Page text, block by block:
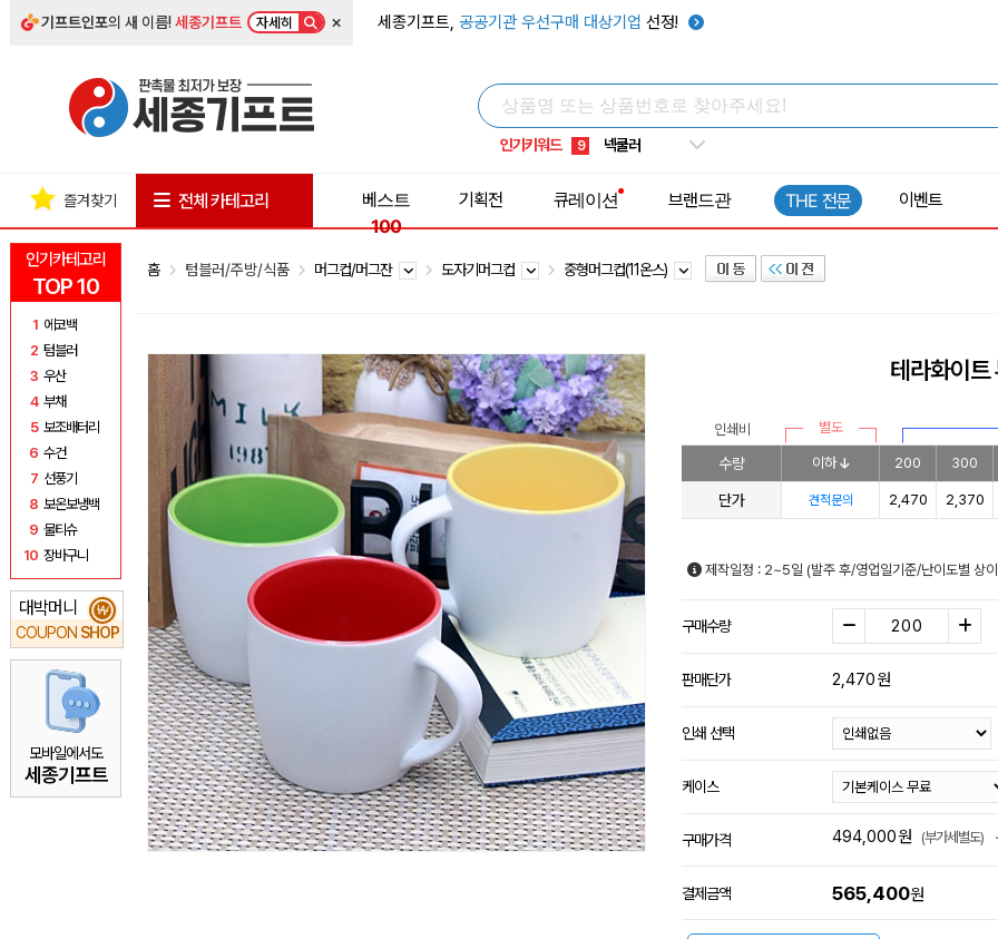
기프트인포의 새 이름!세종기프트 자세히 × 세종기프트, 공공기관 우선구매 대상기업 선정!
인기키워드
6 우산
9 넥쿨러
10 타포린가방
인기카테고리
TOP 10
1 에코백
2 텀블러
3 우산
4 부채
5 보조배터리
6 수건
7 선풍기
8 보온보냉백
9 물티슈
10 장바구니
대박머니
COUPON SHOP
₩
모바일에서도
세종기프트
즐겨찾기 전체 카테고리
베스트
100
기획전 큐레이션 브랜드관 THE 전문 이벤트
홈 텀블러/주방/식품 머그컵/머그잔 도자기머그컵 중형머그컵(11온스)
테라화이트
인쇄비 별도
수량 이하 200 300
단가 견적문의 2,470 2,370
제작일정 : 2~5일 (발주 후/영업일기준/난이도별 상
구매수량
판매단가 2,470원
인쇄 선택
케이스
구매가격 494,000원 (부가세별도)
결제금액 565,400원